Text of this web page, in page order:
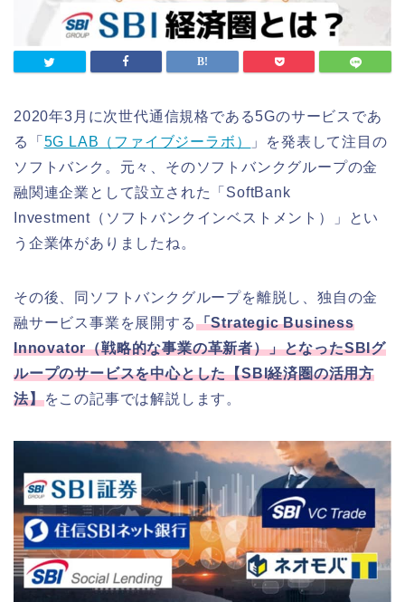
2020年3月に次世代通信規格である5Gのサービスであ
る「 5G LAB（ファイブジーラボ）
」を発表して注目の
ソフトバンク。元々、そのソフトバンクグループの金
融関連企業として設立された「SoftBank
Investment（ソフトバンクインベストメント）」とい
う企業体がありましたね。
その後、同ソフトバンクグループを離脱し、独自の金
融サービス事業を展開する「Strategic Business
Innovator（戦略的な事業の革新者）」となったSBIグ
ループのサービスを中心とした【SBI経済圏の活用方
法】をこの記事では解説します。